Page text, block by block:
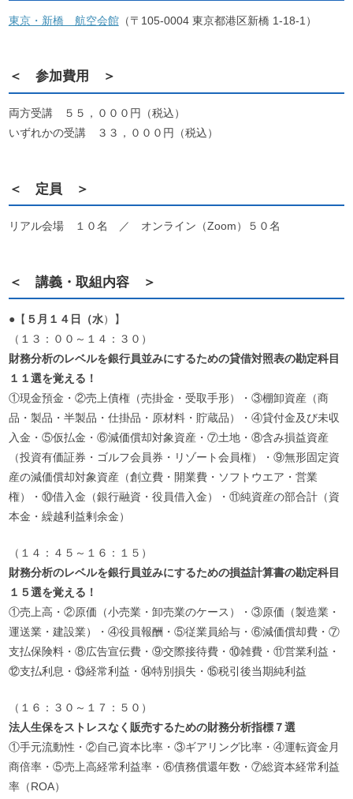
東京・新橋 航空会館（〒105-0004 東京都港区新橋 1-18-1）
＜ 参加費用 ＞
両方受講 ５５，０００円（税込）
いずれかの受講 ３３，０００円（税込）
＜ 定員 ＞
リアル会場 １０名 ／ オンライン（Zoom）５０名
＜ 講義・取組内容 ＞
●【 ５月１４日（水）】
（１３：００～１４：３０）
財務分析のレベルを銀行員並みにするための貸借対照表の勘定科目
１１選を覚える！
①現金預金・②売上債権（売掛金・受取手形）・③棚卸資産（商
品・製品・半製品・仕掛品・原材料・貯蔵品）・④貸付金及び未収
入金・⑤仮払金・⑥減価償却対象資産・⑦土地・⑧含み損益資産
（投資有価証券・ゴルフ会員券・リゾート会員権）・⑨無形固定資
産の減価償却対象資産（創立費・開業費・ソフトウエア・営業
権）・⑩借入金（銀行融資・役員借入金）・⑪純資産の部合計（資
本金・繰越利益剰余金）
（１４：４５～１６：１５）
財務分析のレベルを銀行員並みにするための損益計算書の勘定科目
１５選を覚える！
①売上高・②原価（小売業・卸売業のケース）・③原価（製造業・
運送業・建設業）・④役員報酬・⑤従業員給与・⑥減価償却費・⑦
支払保険料・⑧広告宣伝費・⑨交際接待費・⑩雑費・⑪営業利益・
⑫支払利息・⑬経常利益・⑭特別損失・⑮税引後当期純利益
（１６：３０～１７：５０）
法人生保をストレスなく販売するための財務分析指標７選
①手元流動性・②自己資本比率・③ギアリング比率・④運転資金月
商倍率・⑤売上高経常利益率・⑥債務償還年数・⑦総資本経常利益
率（ROA）